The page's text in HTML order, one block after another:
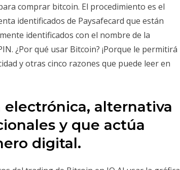
comprar bitcoin. El procedimiento es el
identificados de Paysafecard que están
identificados con el nombre de la
¿Por qué usar Bitcoin? ¡Porque le permitirá
y otras cinco razones que puede leer en
electrónica, alternativa
y que actúa
digital.